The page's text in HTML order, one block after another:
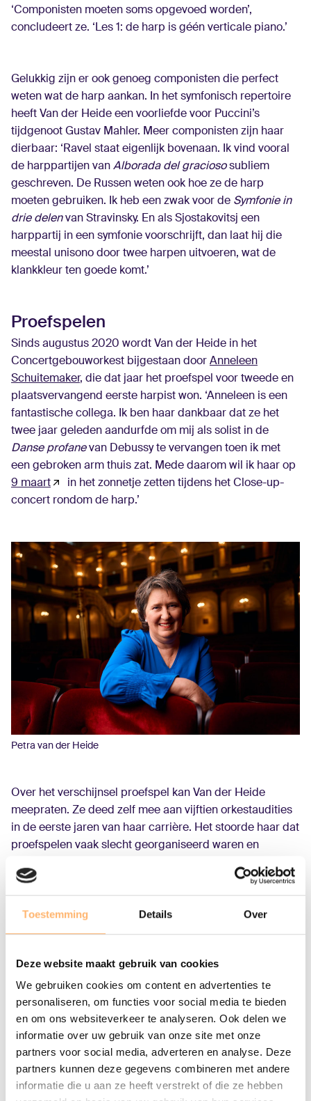
Toestemming Details Over
Deze website maakt gebruik van cookies
We gebruiken cookies om content en advertenties te
personaliseren, om functies voor social media te bieden
en om ons websiteverkeer te analyseren. Ook delen we
informatie over uw gebruik van onze site met onze
partners voor social media, adverteren en analyse. Deze
partners kunnen deze gegevens combineren met andere
informatie die u aan ze heeft verstrekt of die ze hebben
‘Componisten moeten soms opgevoed worden’,
concludeert ze. ‘Les 1: de harp is géén verticale piano.’
Gelukkig zijn er ook genoeg componisten die perfect
weten wat de harp aankan. In het symfonisch repertoire
heeft Van der Heide een voorliefde voor Puccini’s
tijdgenoot Gustav Mahler. Meer componisten zijn haar
dierbaar: ‘Ravel staat eigenlijk bovenaan. Ik vind vooral
de harppartijen vanAlborada del graciososubliem
geschreven. De Russen weten ook hoe ze de harp
moeten gebruiken. Ik heb een zwak voor de Symfonie in
drie delenvan Stravinsky. En als Sjostakovitsj een
harppartij in een symfonie voorschrijft, dan laat hij die
meestal unisono door twee harpen uitvoeren, wat de
klankkleur ten goede komt.’
Proefspelen
Sinds augustus 2020 wordt Van der Heide in het
Concertgebouworkest bijgestaan doorAnneleen
Schuitemaker, die dat jaar het proefspel voor tweede en
plaatsvervangend eerste harpist won. ‘Anneleen is een
fantastische collega. Ik ben haar dankbaar dat ze het
twee jaar geleden aandurfde om mij als solist in de
Danse profanevan Debussy te vervangen toen ik met
een gebroken arm thuis zat. Mede daarom wil ik haar op
9 maart
in het zonnetje zetten tijdens het Close-up-
concert ron­dom de harp.’
Petra van der Heide
Over het verschijnsel proefspel kan Van der Heide
meepraten. Ze deed zelf mee aan vijftien ­orkestaudities
in de eerste jaren van haar carrière. Het stoorde haar dat
proefspelen vaak slecht georganiseerd waren en
proefspel wil je dat iedere kandidaat zo goed mogelijk
voor de dag komt. Alleen dan valt er echt iets te kiezen
voor de commissie. Omdat ik dacht dat het beter kon,
ben ik zelf als project­manager harpaudities voor
Het vergt een enorme logistieke voorbereiding, maar dat
ligt me wel.’
‘Het is nooit mijn doel om foutloos te
spelen. Klank is altijd mijn
uitgangspunt.’
Van der Heide verzorgt auditietrainingen voor harpisten,